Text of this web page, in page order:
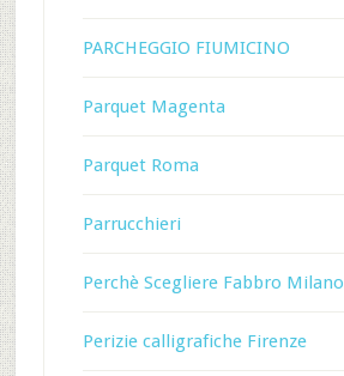
PARCHEGGIO FIUMICINO
Parquet Magenta
Parquet Roma
Parrucchieri
Perchè Scegliere Fabbro Milano
Perizie calligrafiche Firenze